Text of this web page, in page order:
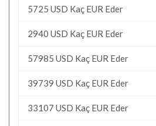
5725 USD Kaç EUR Eder
2940 USD Kaç EUR Eder
57985 USD Kaç EUR Eder
39739 USD Kaç EUR Eder
33107 USD Kaç EUR Eder